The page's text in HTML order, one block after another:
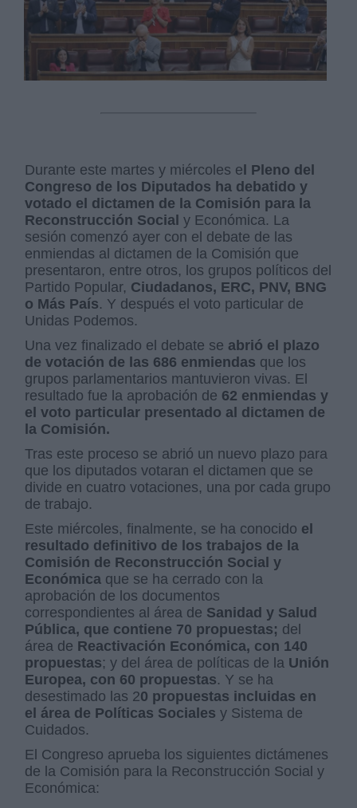
Durante este martes y miércoles el Pleno del
Congreso de los Diputados ha debatido y
votado el dictamen de la Comisión para la
Reconstrucción Social y Económica. La
sesión comenzó ayer con el debate de las
enmiendas al dictamen de la Comisión que
presentaron, entre otros, los grupos políticos del
Partido Popular, Ciudadanos, ERC, PNV, BNG
o Más País. Y después el voto particular de
Unidas Podemos.
Una vez finalizado el debate se abrió el plazo
de votación de las 686 enmiendas que los
grupos parlamentarios mantuvieron vivas. El
resultado fue la aprobación de 62 enmiendas y
el voto particular presentado al dictamen de
la Comisión.
Tras este proceso se abrió un nuevo plazo para
que los diputados votaran el dictamen que se
divide en cuatro votaciones, una por cada grupo
de trabajo.
Este miércoles, finalmente, se ha conocido el
resultado definitivo de los trabajos de la
Comisión de Reconstrucción Social y
Económica que se ha cerrado con la
aprobación de los documentos
correspondientes al área de Sanidad y Salud
Pública, que contiene 70 propuestas; del
área de Reactivación Económica, con 140
propuestas; y del área de políticas de la Unión
Europea, con 60 propuestas. Y se ha
desestimado las 20 propuestas incluidas en
el área de Políticas Sociales y Sistema de
Cuidados.
El Congreso aprueba los siguientes dictámenes
de la Comisión para la Reconstrucción Social y
Económica: